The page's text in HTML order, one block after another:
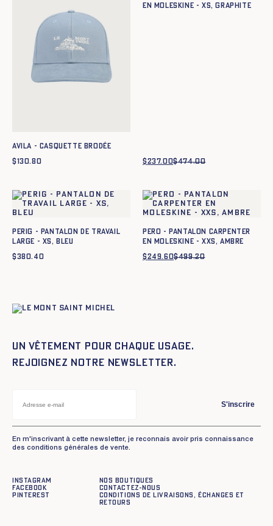
Avila - Casquette brodée
$130.80
en moleskine - XS, GRAPHITE
$474.00Le
$474.00.
$237.00
Le
$237.00.
Perig - Pantalon de Travail
large - XS, BLEU
$380.40
Pero - Pantalon carpenter
en moleskine - XXS, AMBRE
$499.20Le
$249.60
Le
Un vêtement pour chaque usage.
Rejoignez notre newsletter.
S'inscrire
En m'inscrivant à cette newsletter, je reconnais avoir pris connaissance
des conditions générales de vente.
Instagram
Facebook
Pinterest
Nos boutiques
Contactez-nous
Conditions de livraisons, échanges et
retours